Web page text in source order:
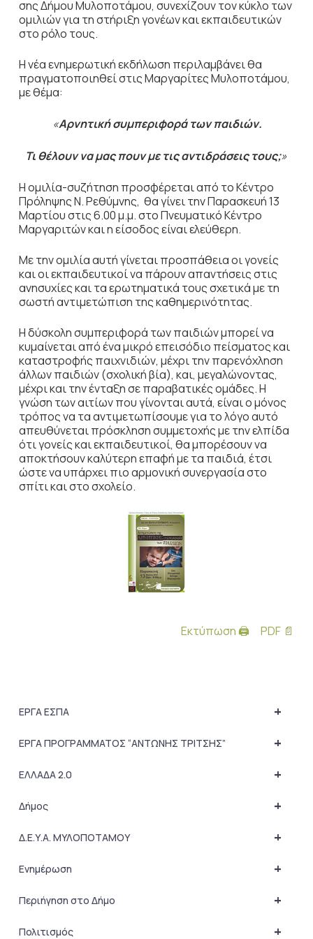
σης Δήμου Μυλοποτάμου, συνεχίζουν τον κύκλο των
ομιλιών για τη στήριξη γονέων και εκπαιδευτικών
στο ρόλο τους.
H νέα ενημερωτική εκδήλωση περιλαμβάνει θα
πραγματοποιηθεί στις Μαργαρίτες Μυλοποτάμου,
με θέμα:
«Αρνητική συμπεριφορά των παιδιών.
Τι θέλουν να μας πουν με τις αντιδράσεις τους;»
Η ομιλία-συζήτηση προσφέρεται από το Κέντρο
Πρόληψης Ν. Ρεθύμνης, θα γίνει την Παρασκευή 13
Μαρτίου στις 6.00 μ.μ. στο Πνευματικό Κέντρο
Μαργαριτών και η είσοδος είναι ελεύθερη.
Με την ομιλία αυτή γίνεται προσπάθεια οι γονείς
και οι εκπαιδευτικοί να πάρουν απαντήσεις στις
ανησυχίες και τα ερωτηματικά τους σχετικά με τη
σωστή αντιμετώπιση της καθημερινότητας.
Η δύσκολη συμπεριφορά των παιδιών μπορεί να
κυμαίνεται από ένα μικρό επεισόδιο πείσματος και
καταστροφής παιχνιδιών, μέχρι την παρενόχληση
άλλων παιδιών (σχολική βία), και, μεγαλώνοντας,
μέχρι και την ένταξη σε παραβατικές ομάδες. Η
γνώση των αιτίων που γίνονται αυτά, είναι ο μόνος
τρόπος να τα αντιμετωπίσουμε για το λόγο αυτό
απευθύνεται πρόσκληση συμμετοχής με την ελπίδα
ότι γονείς και εκπαιδευτικοί, θα μπορέσουν να
αποκτήσουν καλύτερη επαφή με τα παιδιά, έτσι
ώστε να υπάρχει πιο αρμονική συνεργασία στο
σπίτι και στο σχολείο.
Εκτύπωση 🖨 PDF 📄
+
ΕΡΓΑ ΕΣΠΑ
+
ΕΡΓΑ ΠΡΟΓΡΑΜΜΑΤΟΣ “ΑΝΤΩΝΗΣ ΤΡΙΤΣΗΣ”
+
ΕΛΛΑΔΑ 2.0
+
Δήμος
+
Δ.Ε.Υ.Α. ΜΥΛΟΠΟΤΑΜΟΥ
+
Ενημέρωση
+
Περιήγηση στο Δήμο
+
Πολιτισμός